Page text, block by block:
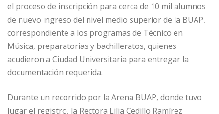
el proceso de inscripción para cerca de 10 mil alumnos
de nuevo ingreso del nivel medio superior de la BUAP,
correspondiente a los programas de Técnico en
Música, preparatorias y bachilleratos, quienes
acudieron a Ciudad Universitaria para entregar la
documentación requerida.
Durante un recorrido por la Arena BUAP, donde tuvo
lugar el registro, la Rectora Lilia Cedillo Ramírez